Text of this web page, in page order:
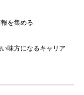
を集める
味方になるキャリア